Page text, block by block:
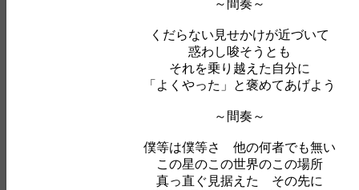
～間奏～
くだらない見せかけが近づいて
惑わし唆そうとも
それを乗り越えた自分に
「よくやった」と褒めてあげよう
～間奏～
僕等は僕等さ 他の何者でも無い
この星のこの世界のこの場所
真っ直ぐ見据えた その先に